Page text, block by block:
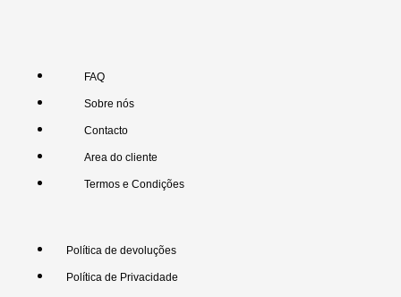
FAQ
Sobre nós
Contacto
Area do cliente
Termos e Condições
Política de devoluções
Política de Privacidade